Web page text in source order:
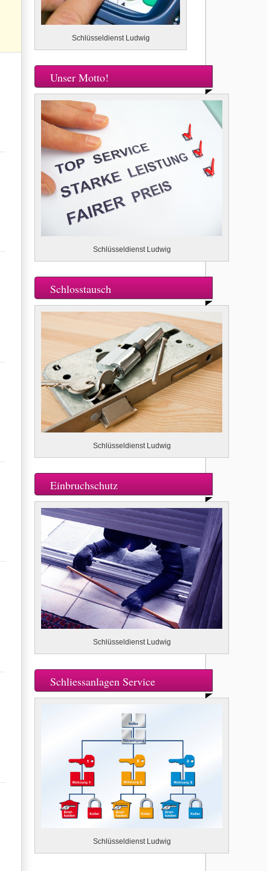
Schlüsseldienst Ludwig
Unser Motto!
Schlüsseldienst Ludwig
Schlosstausch
Schlüsseldienst Ludwig
Einbruchschutz
Schlüsseldienst Ludwig
Schliessanlagen Service
Schlüsseldienst Ludwig